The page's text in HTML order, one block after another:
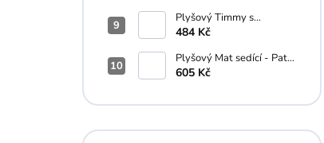
Plyšový Timmy s
macíkom - Ovečka Shaun
484 Kč
Plyšový Mat sedící - Pat a
Mat - 35 cm
605 Kč